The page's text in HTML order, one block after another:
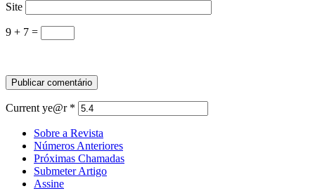
Site
9 + 7 =
Current ye@r *
Sobre a Revista
Números Anteriores
Próximas Chamadas
Submeter Artigo
Assine